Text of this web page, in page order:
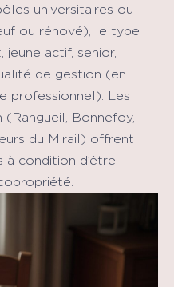
universitaires ou
ou rénové), le type
actif, senior,
de gestion (en
professionnel). Les
Bonnefoy,
du Mirail) offrent
à condition d’être